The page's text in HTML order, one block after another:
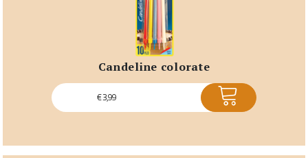
candeline colorate
€3,99 ACQUISTA